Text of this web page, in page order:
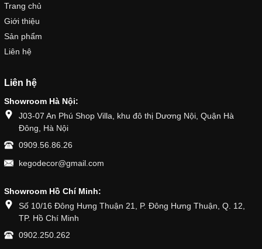
Trang chủ
Giới thiệu
Sản phẩm
Liên hệ
Liên hệ
Showroom Hà Nội:
J03-07 An Phú Shop Villa, khu đô thị Dương Nội, Quận Hà
Đông, Hà Nội
0909.56.86.26
kegodecor@gmail.com
Showroom Hồ Chí Minh:
Số 10/16 Đông Hưng Thuận 21, P. Đông Hưng Thuận, Q. 12,
TP. Hồ Chí Minh
0902.250.262